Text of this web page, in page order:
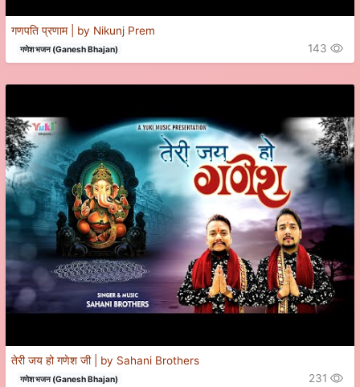
गणपति प्रणाम | by Nikunj Prem
गणेश भजन (Ganesh Bhajan) 143
तेरी जय हो गणेश जी | by Sahani Brothers
गणेश भजन (Ganesh Bhajan) 231